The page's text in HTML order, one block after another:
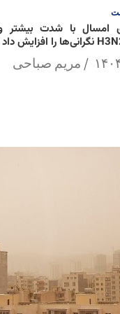
امسال با شدت
مریم صباحی